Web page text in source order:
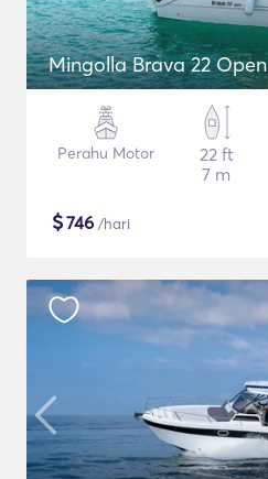
Mingolla Brava 22 Open
Perahu Motor
22 ft
7 m
$746 /hari